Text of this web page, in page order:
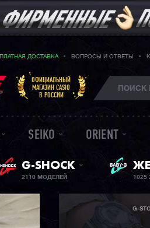
ДОСТАВКА ВОПРОСЫ И ОТВЕТЫ
ОФИЦИАЛЬНЫЙ
МАГАЗИН CASIO
В РОССИИ
SEIKO ORIENT
G-SHOCK
2110 МОДЕЛЕЙ
G-